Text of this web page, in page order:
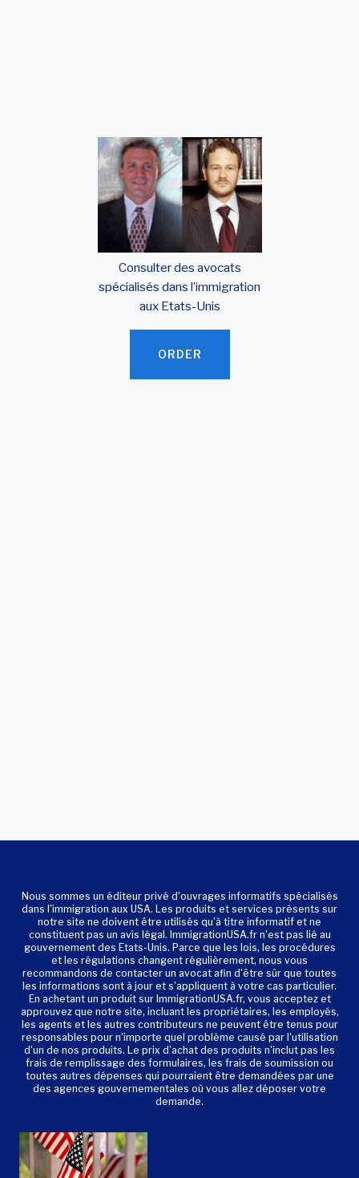
Consulter des avocats
spécialisés dans l’immigration
aux Etats-Unis
ORDER
Nous sommes un éditeur privé d'ouvrages informatifs spécialisés
dans l'immigration aux USA. Les produits et services présents sur
notre site ne doivent être utilisés qu'à titre informatif et ne
constituent pas un avis légal. ImmigrationUSA.fr n'est pas lié au
gouvernement des Etats-Unis. Parce que les lois, les procédures
et les régulations changent régulièrement, nous vous
recommandons de contacter un avocat afin d'être sûr que toutes
les informations sont à jour et s'appliquent à votre cas particulier.
En achetant un produit sur ImmigrationUSA.fr, vous acceptez et
approuvez que notre site, incluant les propriétaires, les employés,
les agents et les autres contributeurs ne peuvent être tenus pour
responsables pour n'importe quel problème causé par l'utilisation
d'un de nos produits. Le prix d'achat des produits n'inclut pas les
frais de remplissage des formulaires, les frais de soumission ou
toutes autres dépenses qui pourraient être demandées par une
des agences gouvernementales où vous allez déposer votre
demande.